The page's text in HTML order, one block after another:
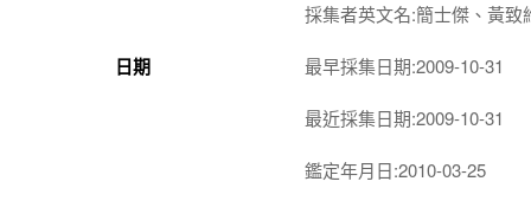
採集者英文名:簡士傑、黃致
日期 最早採集日期:2009-10-31
最近採集日期:2009-10-31
鑑定年月日:2010-03-25